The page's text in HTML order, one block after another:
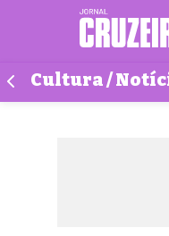
Cultura /